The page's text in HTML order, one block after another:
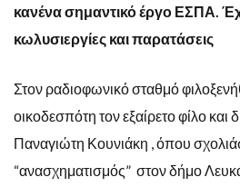
κανένα σημαντικό έργο ΕΣΠΑ.
κωλυσιεργίες και παρατάσεις
Στον ραδιοφωνικό σταθμό
οικοδεσπότη τον εξαίρετο φίλο
Παναγιώτη Κουνιάκη , όπου
“ανασχηματισμός” στον δήμο